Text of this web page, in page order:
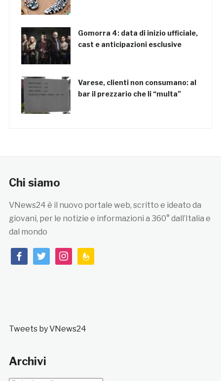
Gomorra 4: data di inizio ufficiale,
cast e anticipazioni esclusive
Varese, clienti non consumano: al
bar il prezzario che li “multa”
Chi siamo
VNews24 è il nuovo portale web, scritto e ideato da
giovani, per le notizie e informazioni a 360° dall’Italia e
dal mondo
facebooktwitterinstagramfeedburner
Tweets by VNews24
Archivi